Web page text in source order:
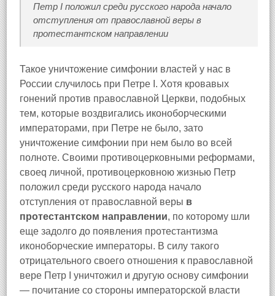
Петр I положил среди русского народа начало
отступления от православной веры в
протестантском направлении
Такое уничтожение симфонии властей у нас в
России случилось при Петре I. Хотя кровавых
гонений против православной Церкви, подобных
тем, которые воздвигались иконоборческими
императорами, при Петре не было, зато
уничтожение симфонии при нем было во всей
полноте. Своими противоцерковными реформами,
своеq личной, противоцерковною жизнью Петр
положил среди русского народа начало
отступления от православной веры в
протестантском направлении, по которому шли
еще задолго до появления протестантизма
иконоборческие императоры. В силу такого
отрицательного своего отношения к православной
вере Петр I уничтожил и другую основу симфонии
— почитание со стороны императорской власти